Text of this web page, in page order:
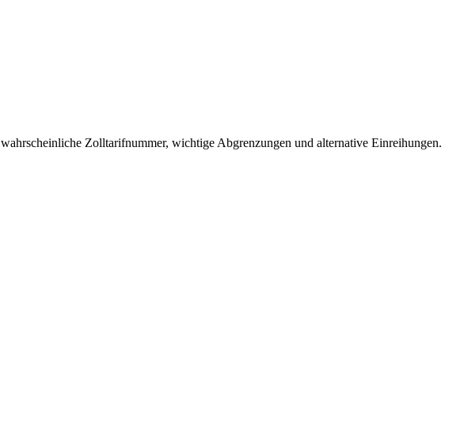
Zolltarifnummer, wichtige Abgrenzungen und alternative Einreihungen.